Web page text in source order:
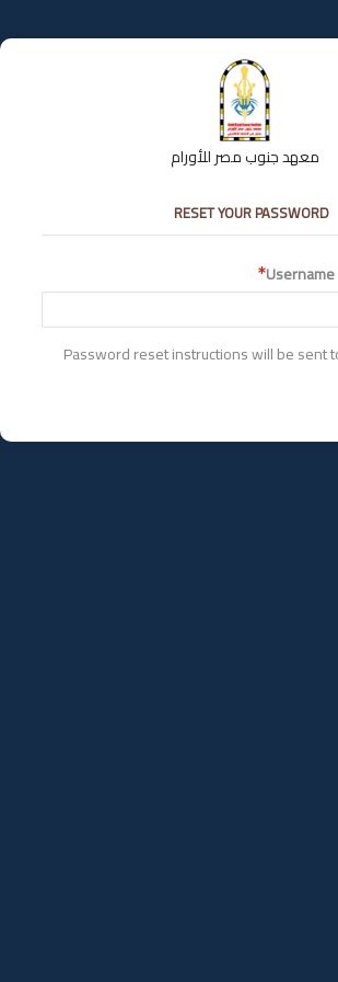
معهد جنوب مصر للأورام
RESET YOUR PASSWORD
Password reset instructions will be sent